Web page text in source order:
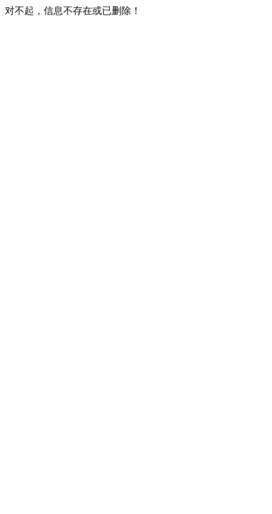
对不起，信息不存在或已删除！